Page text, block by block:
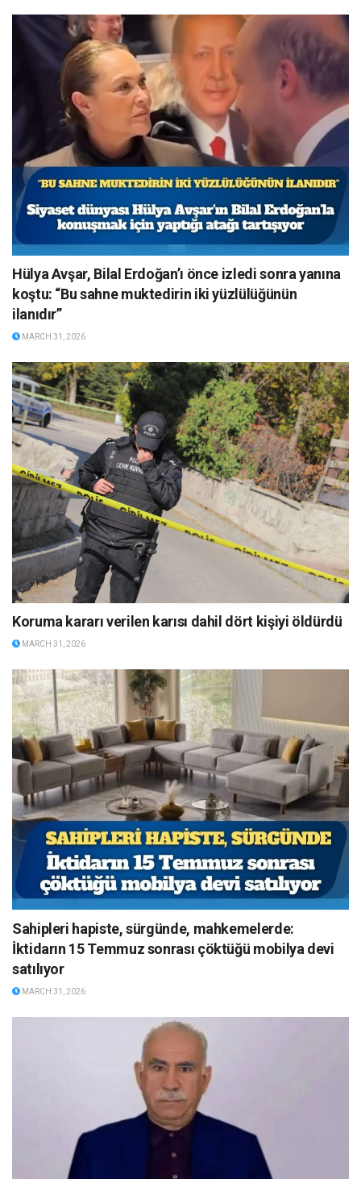
Hülya Avşar, Bilal Erdoğan’ı önce izledi sonra yanına
koştu: “Bu sahne muktedirin iki yüzlülüğünün
ilanıdır”
MARCH 31, 2026
Koruma kararı verilen karısı dahil dört kişiyi öldürdü
MARCH 31, 2026
Sahipleri hapiste, sürgünde, mahkemelerde:
İktidarın 15 Temmuz sonrası çöktüğü mobilya devi
satılıyor
MARCH 31, 2026